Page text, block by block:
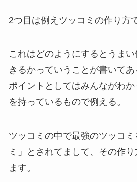
2つ目は例えツッコミの作り方
これはどのようにするとうま
きるかっていうことが書いて
ポイントとしてはみんながわ
を持っているもので例える。
ツッコミの中で最強のツッコ
ミ」とされてまして、その作
ます。